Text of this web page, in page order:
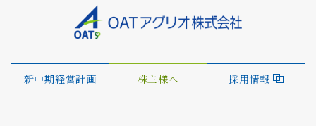
新中期経営計画 株主様へ 採用情報